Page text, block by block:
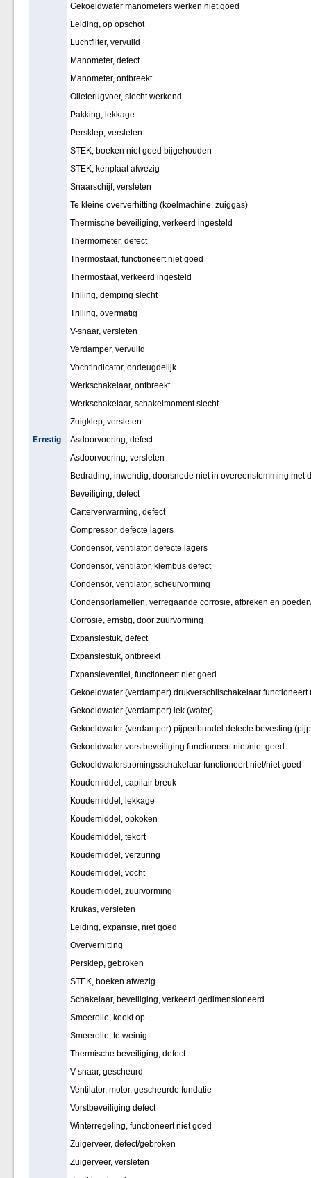
Gekoeldwater manometers werken niet goed
Leiding, op opschot
Luchtfilter, vervuild
Manometer, defect
Manometer, ontbreekt
Olieterugvoer, slecht werkend
Pakking, lekkage
Persklep, versleten
STEK, boeken niet goed bijgehouden
STEK, kenplaat afwezig
Snaarschijf, versleten
Te kleine oververhitting (koelmachine, zuiggas)
Thermische beveiliging, verkeerd ingesteld
Thermometer, defect
Thermostaat, functioneert niet goed
Thermostaat, verkeerd ingesteld
Trilling, demping slecht
Trilling, overmatig
V-snaar, versleten
Verdamper, vervuild
Vochtindicator, ondeugdelijk
Werkschakelaar, ontbreekt
Werkschakelaar, schakelmoment slecht
Zuigklep, versleten
Ernstig
Asdoorvoering, defect
Asdoorvoering, versleten
Bedrading, inwendig, doorsnede niet in overeenstemming met
Beveiliging, defect
Carterverwarming, defect
Compressor, defecte lagers
Condensor, ventilator, defecte lagers
Condensor, ventilator, klembus defect
Condensor, ventilator, scheurvorming
Condensorlamellen, verregaande corrosie, afbreken en
Corrosie, ernstig, door zuurvorming
Expansiestuk, defect
Expansiestuk, ontbreekt
Expansieventiel, functioneert niet goed
Gekoeldwater (verdamper) drukverschilschakelaar functioneert
Gekoeldwater (verdamper) lek (water)
Gekoeldwater (verdamper) pijpenbundel defecte bevesting
Gekoeldwater vorstbeveiliging functioneert niet/niet goed
Gekoeldwaterstromingsschakelaar functioneert niet/niet goed
Koudemiddel, capilair breuk
Koudemiddel, lekkage
Koudemiddel, opkoken
Koudemiddel, tekort
Koudemiddel, verzuring
Koudemiddel, vocht
Koudemiddel, zuurvorming
Krukas, versleten
Leiding, expansie, niet goed
Oververhitting
Persklep, gebroken
STEK, boeken afwezig
Schakelaar, beveiliging, verkeerd gedimensioneerd
Smeerolie, kookt op
Smeerolie, te weinig
Thermische beveiliging, defect
V-snaar, gescheurd
Ventilator, motor, gescheurde fundatie
Vorstbeveiliging defect
Winterregeling, functioneert niet goed
Zuigerveer, defect/gebroken
Zuigerveer, versleten